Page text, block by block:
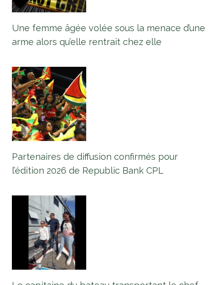
Une femme âgée volée sous la menace d’une
arme alors qu’elle rentrait chez elle
Partenaires de diffusion confirmés pour
l’édition 2026 de Republic Bank CPL